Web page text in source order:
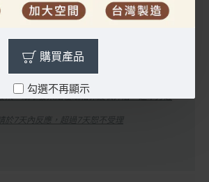
購買產品
勾選不再顯示
聚酯纖維
票，紙本發票貼在紙箱保護袋外層，運單旁邊
於7天內反應，超過7天恕不受理